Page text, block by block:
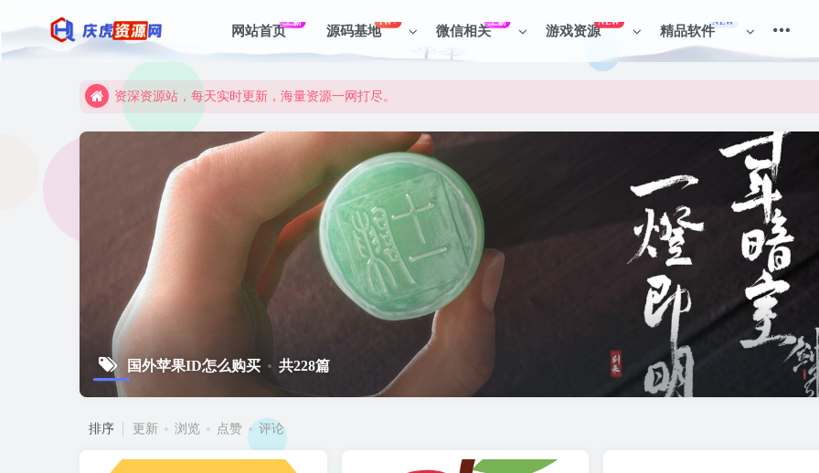
网站首页
上新
源码基地
1W+
微信相关
上新
游戏资源
NEW
精品软件
NEW
资深资源站，每天实时更新，海量资源一网打尽。
【启明网】找项目 + 低成本创业 + 减少信息差 + 见识各种项目 + 提升网创认知。
资深资源站，每天实时更新，海量资源一网打尽。
【启明网】找项目 + 低成本创业 + 减少信息差 + 见识各种项目 + 提升网创认知。
国外苹果ID怎么购买 共228篇
排序 更新 浏览 点赞 评论